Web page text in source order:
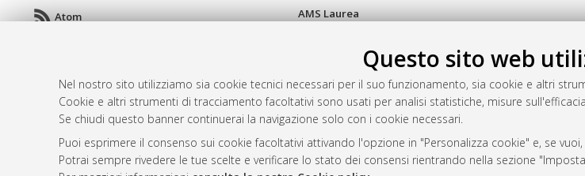
Questo sito web
Nel nostro sito utilizziamo sia cookie tecnici necessari per il suo funzionamento, sia cookie e altri
Cookie e altri strumenti di tracciamento facoltativi sono usati per analisi statistiche, misure
Se chiudi questo banner continuerai la navigazione solo con i cookie necessari.
Puoi esprimere il consenso sui cookie facoltativi attivando l'opzione in "Personalizza cookie" e, se
Potrai sempre rivedere le tue scelte e verificare lo stato dei consensi rientrando nella sezione
Atom
AMS Laurea
Impostazioni Cookie
Informativa sulla privacy
Condizioni d’uso del sito
© ALMA MATER STUDIORUM - Università di Bologna, 2007-2026.